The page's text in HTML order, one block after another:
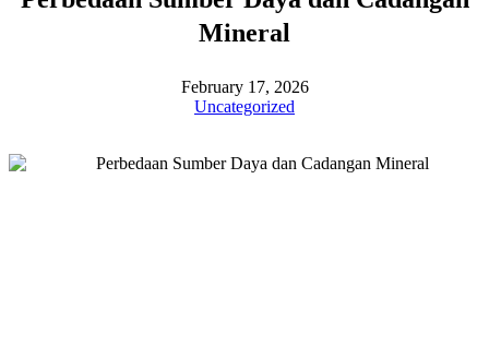
Mineral
February 17, 2026
Uncategorized